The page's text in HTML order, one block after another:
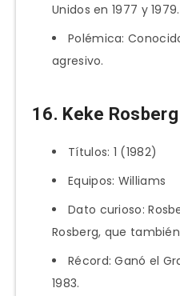
Unidos en 1977 y 1979.
Polémica:
agresivo.
16. Keke Rosberg
Títulos: 1 (1982)
Equipos: Williams
Dato curioso:
Rosberg, que
Récord: Ganó el
1983.